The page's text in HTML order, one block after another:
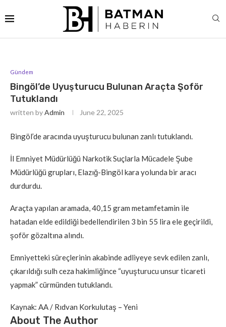
Gündem
Bingöl’de Uyuşturucu Bulunan Araçta Şoför
Tutuklandı
written byAdmin June 22, 2025
Bingöl’de aracında uyuşturucu bulunan zanlı tutuklandı.
İl Emniyet Müdürlüğü Narkotik Suçlarla Mücadele Şube
Müdürlüğü grupları, Elazığ-Bingöl kara yolunda bir aracı
durdurdu.
Araçta yapılan aramada, 40,15 gram metamfetamin ile
hatadan elde edildiği bedellendirilen 3 bin 55 lira ele geçirildi,
şoför gözaltına alındı.
Emniyetteki süreçlerinin akabinde adliyeye sevk edilen zanlı,
çıkarıldığı sulh ceza hakimliğince “uyuşturucu unsur ticareti
yapmak” cürmünden tutuklandı.
Kaynak: AA / Rıdvan Korkulutaş – Yeni
About The Author